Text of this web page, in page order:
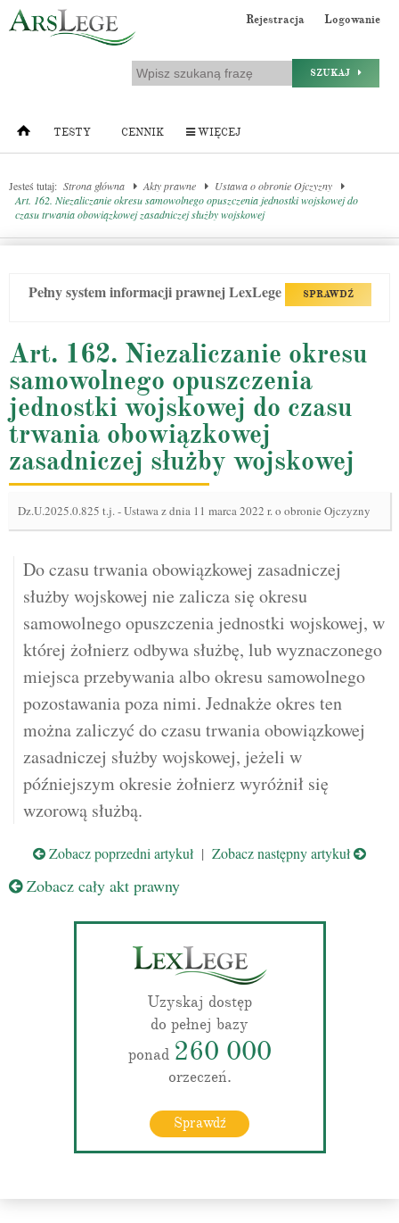
Rejestracja Logowanie
SZUKAJ
TESTY CENNIK WIĘCEJ
Jesteś tutaj: Strona główna Akty prawne
Ustawa o obronie Ojczyzny
Art. 162. Niezaliczanie okresu samowolnego opuszczenia jednostki wojskowej do
czasu trwania obowiązkowej zasadniczej służby wojskowej
Pełny system informacji prawnej LexLege SPRAWDŹ
Art. 162. Niezaliczanie okresu
samowolnego opuszczenia
jednostki wojskowej do czasu
trwania obowiązkowej
zasadniczej służby wojskowej
Dz.U.2025.0.825 t.j.-Ustawa z dnia 11 marca 2022 r. o obronie Ojczyzny
Do czasu trwania obowiązkowej zasadniczej
służby wojskowej nie zalicza się okresu
samowolnego opuszczenia jednostki wojskowej, w
której żołnierz odbywa służbę, lub wyznaczonego
miejsca przebywania albo okresu samowolnego
pozostawania poza nimi. Jednakże okres ten
można zaliczyć do czasu trwania obowiązkowej
zasadniczej służby wojskowej, jeżeli w
późniejszym okresie żołnierz wyróżnił się
wzorową służbą.
Zobacz poprzedni artykuł | Zobacz następny artykuł
Zobacz cały akt prawny
Uzyskaj dostęp
do pełnej bazy
ponad 260 000
orzeczeń.
Sprawdź